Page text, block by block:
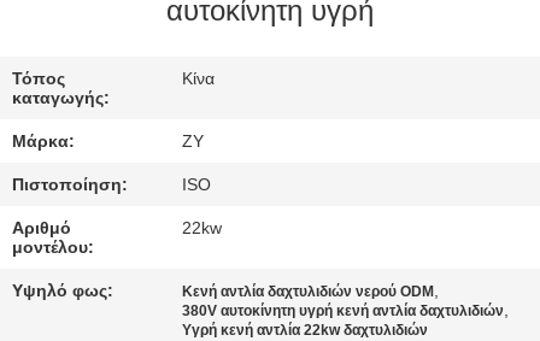
ΜΑΣ
ΕΛΆΤΕ
ΕΠΑΦΉ
ΜΕ
αυτοκίνητη υγρή
Τόπος
καταγωγής:
Κίνα
Μάρκα: ZY
Πιστοποίηση: ISO
Αριθμό
μοντέλου:
22kw
Υψηλό φως: Κενή αντλία δαχτυλιδιών νερού ODM ,
380V αυτοκίνητη υγρή κενή αντλία δαχτυλιδιών,
Υγρή κενή αντλία 22kw δαχτυλιδιών